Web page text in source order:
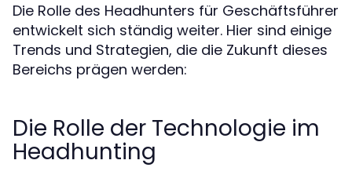
Die Rolle des Headhunters für Geschäftsführer
entwickelt sich ständig weiter. Hier sind einige
Trends und Strategien, die die Zukunft dieses
Bereichs prägen werden:
Die Rolle der Technologie im
Headhunting